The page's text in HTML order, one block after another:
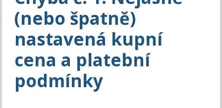
(nebo špatně)
nastavená kupní
cena a platební
podmínky